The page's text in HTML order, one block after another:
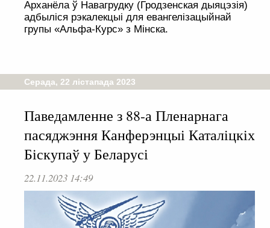
Арханёла ў Навагрудку (Гродзенская дыяцэзія)
адбыліся рэкалекцыі для евангелізацыйнай
групы «Альфа-Курс» з Мінска.
Серада, 22 лістапада 2023
Паведамленне з 88-а Пленарнага
пасяджэння Канферэнцыі Каталіцкіх
Біскупаў у Беларусі
22.11.2023 14:49